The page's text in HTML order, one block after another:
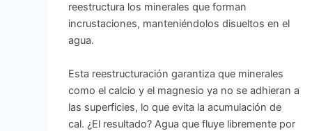
reestructura los minerales que forman
incrustaciones, manteniéndolos disueltos en el
agua.
Esta reestructuración garantiza que minerales
como el calcio y el magnesio ya no se adhieran a
las superficies, lo que evita la acumulación de
cal. ¿El resultado? Agua que fluye libremente por